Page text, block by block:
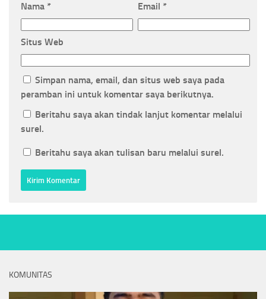
Nama * Email *
Situs Web
Simpan nama, email, dan situs web saya pada
peramban ini untuk komentar saya berikutnya.
Beritahu saya akan tindak lanjut komentar melalui
surel.
Beritahu saya akan tulisan baru melalui surel.
KOMUNITAS